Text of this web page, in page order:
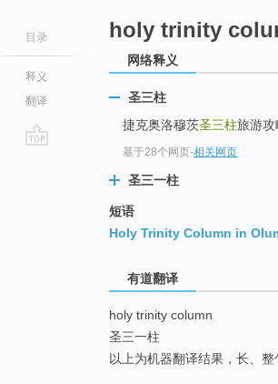
目录
释义
翻译
holy trinity
网络释义
圣三柱
捷克奥洛穆茨圣三柱旅游
基于28个网页-相关网页
圣三一柱
短语
Holy Trinity Column in
有道翻译
holy trinity column
圣三一柱
以上为机器翻译结果，长、整